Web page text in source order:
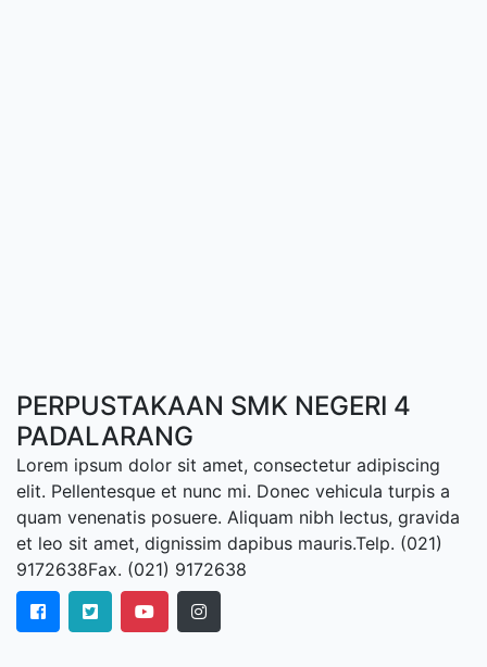
PERPUSTAKAAN SMK NEGERI 4
PADALARANG
Lorem ipsum dolor sit amet, consectetur adipiscing
elit. Pellentesque et nunc mi. Donec vehicula turpis a
quam venenatis posuere. Aliquam nibh lectus, gravida
et leo sit amet, dignissim dapibus mauris.Telp. (021)
9172638Fax. (021) 9172638